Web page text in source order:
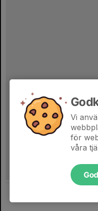
Vi
för
våra